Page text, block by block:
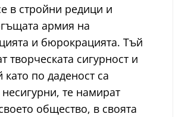
в стройни редици и
армия на
и бюрокрацията. Тъй
творческата сигурност и
като по даденост са
те намират
общество, в своята